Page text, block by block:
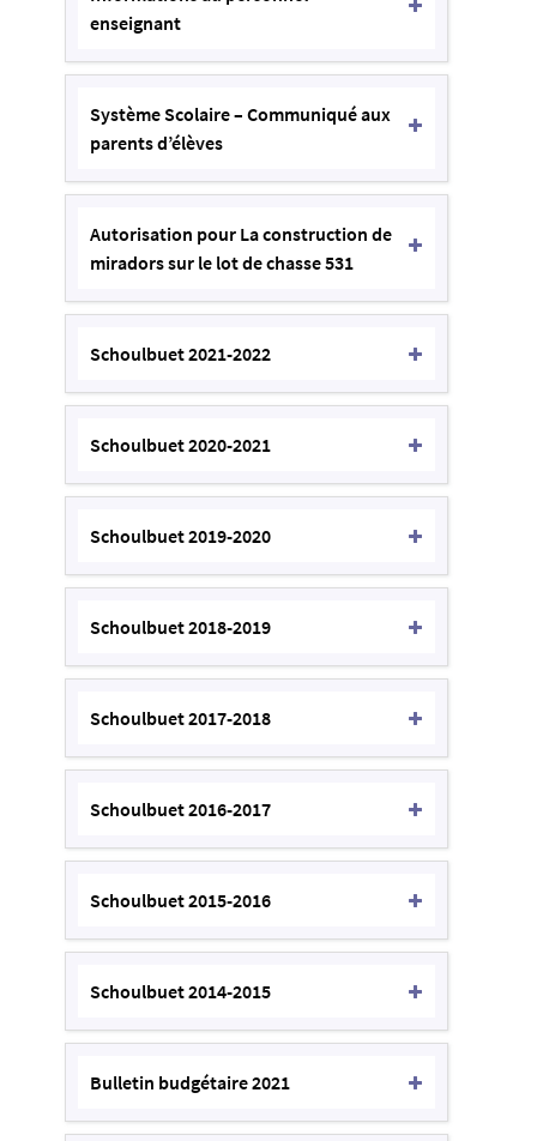
enseignant
Système Scolaire – Communiqué aux
parents d’élèves
Autorisation pour La construction de
miradors sur le lot de chasse 531
Schoulbuet 2021-2022
Schoulbuet 2020-2021
Schoulbuet 2019-2020
Schoulbuet 2018-2019
Schoulbuet 2017-2018
Schoulbuet 2016-2017
Schoulbuet 2015-2016
Schoulbuet 2014-2015
Bulletin budgétaire 2021